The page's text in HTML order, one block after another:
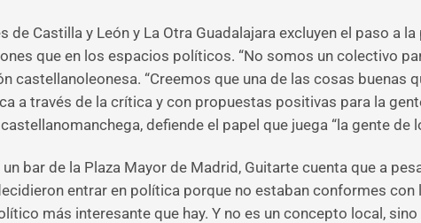
de Castilla y León y La Otra Guadalajara excluyen el paso a
que en los espacios políticos. “No somos un colectivo
castellanoleonesa. “Creemos que una de las cosas
a través de la crítica y con propuestas positivas para la
defiende el papel que juega “la gente
bar de la Plaza Mayor de Madrid, Guitarte cuenta que a
entrar en política porque no estaban conformes
más interesante que hay. Y no es un concepto local,